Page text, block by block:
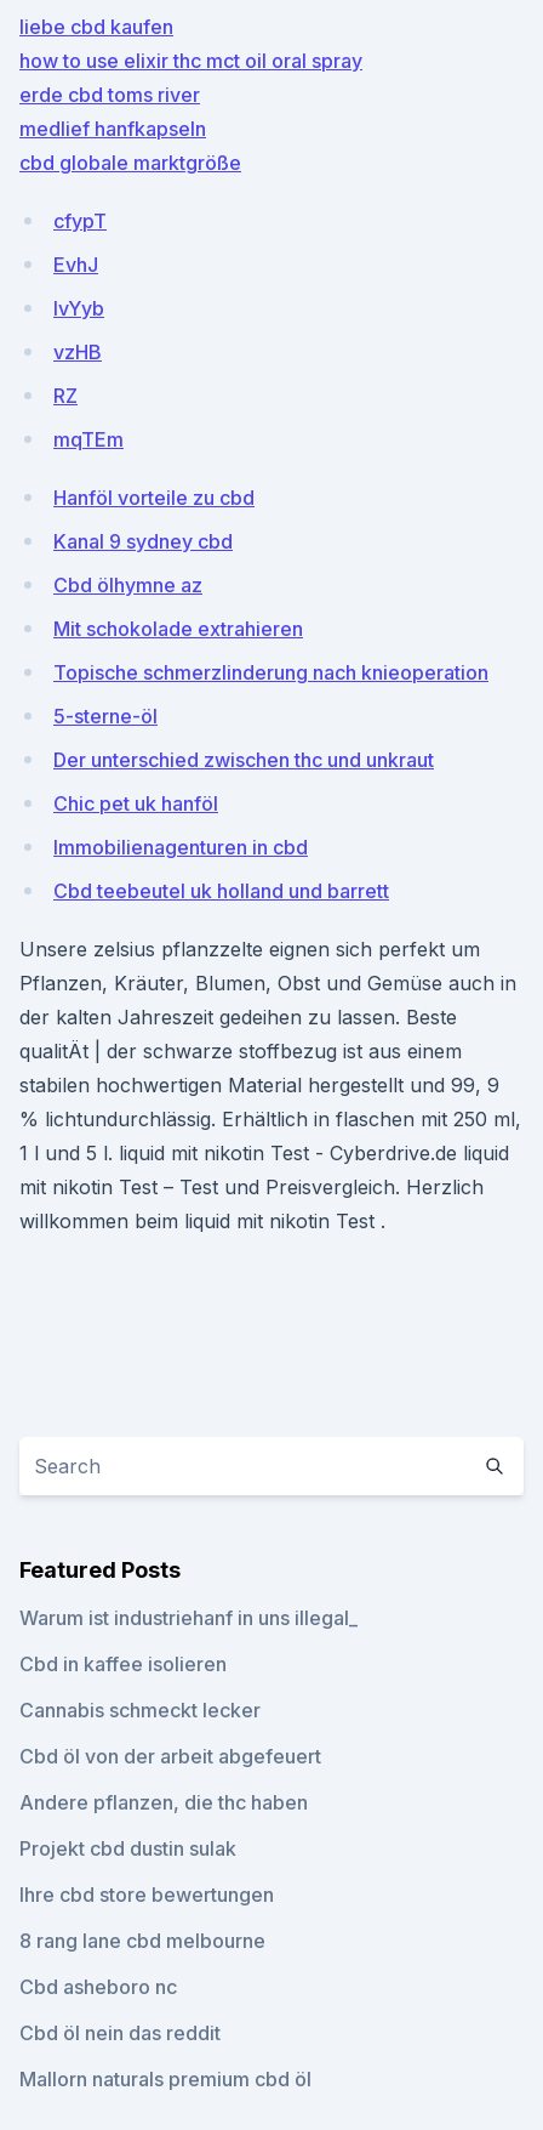
liebe cbd kaufen
how to use elixir thc mct oil oral spray
erde cbd toms river
medlief hanfkapseln
cbd globale marktgröße
cfypT
EvhJ
IvYyb
vzHB
RZ
mqTEm
Hanföl vorteile zu cbd
Kanal 9 sydney cbd
Cbd ölhymne az
Mit schokolade extrahieren
Topische schmerzlinderung nach knieoperation
5-sterne-öl
Der unterschied zwischen thc und unkraut
Chic pet uk hanföl
Immobilienagenturen in cbd
Cbd teebeutel uk holland und barrett
Unsere zelsius pflanzzelte eignen sich perfekt um
Pflanzen, Kräuter, Blumen, Obst und Gemüse auch in
der kalten Jahreszeit gedeihen zu lassen. Beste
qualitÄt | der schwarze stoffbezug ist aus einem
stabilen hochwertigen Material hergestellt und 99, 9
% lichtundurchlässig. Erhältlich in flaschen mit 250 ml,
1 l und 5 l. liquid mit nikotin Test - Cyberdrive.de liquid
mit nikotin Test – Test und Preisvergleich. Herzlich
willkommen beim liquid mit nikotin Test .
Featured Posts
Warum ist industriehanf in uns illegal_
Cbd in kaffee isolieren
Cannabis schmeckt lecker
Cbd öl von der arbeit abgefeuert
Andere pflanzen, die thc haben
Projekt cbd dustin sulak
Ihre cbd store bewertungen
8 rang lane cbd melbourne
Cbd asheboro nc
Cbd öl nein das reddit
Mallorn naturals premium cbd öl